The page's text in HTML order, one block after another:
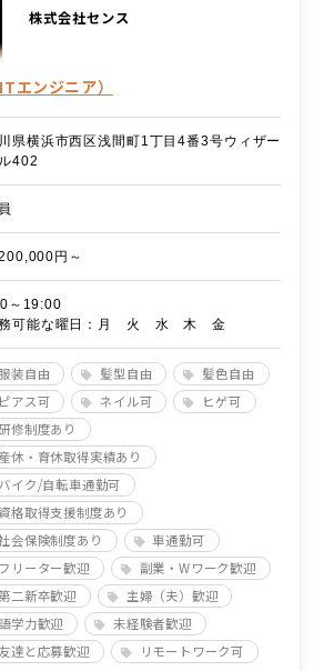
株式会社センス
エンジニア）
県横浜市西区浅間町1丁目4番3号ウィザー
402
円～
～19:00
可能な曜日：月 火 水 木 金
装自由 髪型自由
髪色自由
ピアス可
ネイル可
ヒゲ可
修制度あり
産休・育休取得実績あり
バイク/自転車通勤可
資格取得支援制度あり
会保険制度あり
車通勤可
フリーター歓迎
副業・Wワーク歓迎
二新卒歓迎
主婦（夫）歓迎
語学力歓迎
未経験者歓迎
友達と応募歓迎
リモートワーク可